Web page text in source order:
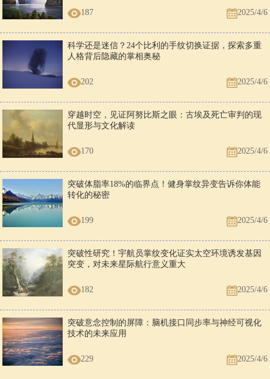
187 2025/4/6
科学还是迷信？24个比利的手纹切换证据，探索多重
人格背后隐藏的掌相奥秘
202 2025/4/6
穿越时空，见证阿努比斯之眼：古埃及死亡审判的现
代显形与文化解读
170 2025/4/6
突破体脂率18%的临界点！健身掌纹异变告诉你体能
转化的秘密
199 2025/4/6
突破性研究！宇航员掌纹变化证实太空环境诱发基因
突变，对未来星际航行意义重大
182 2025/4/6
突破意念控制的屏障：脑机接口同步率与神经可视化
技术的未来应用
229 2025/4/6